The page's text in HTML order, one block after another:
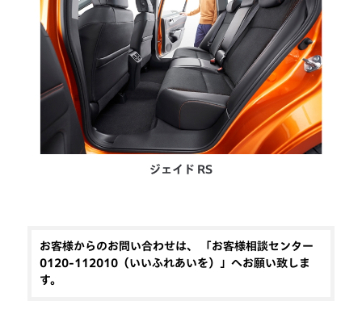
ジェイド RS
お客様からのお問い合わせは、 「お客様相談センター
0120-112010（いいふれあいを）」へお願い致しま
す。